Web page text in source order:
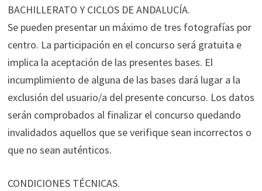
BACHILLERATO Y CICLOS DE ANDALUCÍA.
Se pueden presentar un máximo de tres fotografías por
centro. La participación en el concurso será gratuita e
implica la aceptación de las presentes bases. El
incumplimiento de alguna de las bases dará lugar a la
exclusión del usuario/a del presente concurso. Los datos
serán comprobados al finalizar el concurso quedando
invalidados aquellos que se verifique sean incorrectos o
que no sean auténticos.
CONDICIONES TÉCNICAS.